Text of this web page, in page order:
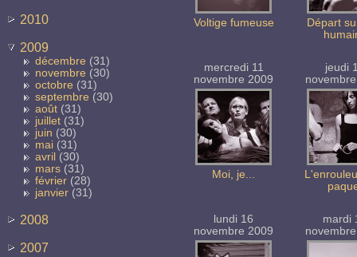
2010
2009
décembre (31)
novembre (30)
octobre (31)
septembre (30)
août (31)
juillet (31)
juin (30)
mai (31)
avril (30)
mars (31)
février (28)
janvier (31)
2008
2007
Voltige fumeuse
Départ
mercredi 11
novembre 2009
Moi, je...
jeudi
lundi 16
novembre 2009
mardi